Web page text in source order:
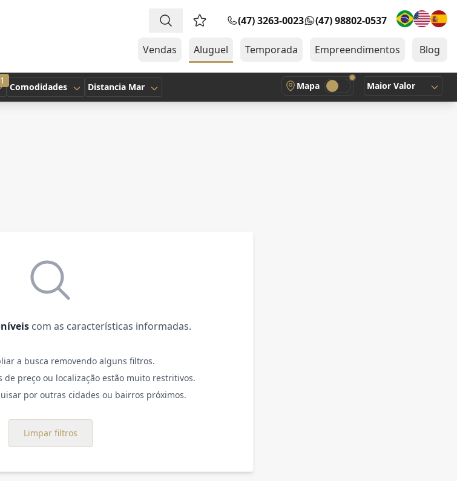
Favoritos (0 itens)
(47) 3263-0023 (47) 98802-0537
Vendas Aluguel Temporada Empreendimentos Blog
1
Comodidades Distancia Mar Mapa Maior Valor
com as características informadas.
a busca removendo alguns filtros.
de preço ou localização estão muito restritivos.
por outras cidades ou bairros próximos.
Limpar filtros